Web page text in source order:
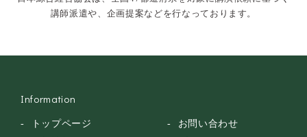
安全大会
講師派遣や、企画提案などを行なっております。
Information
トップページ
お問い合わせ